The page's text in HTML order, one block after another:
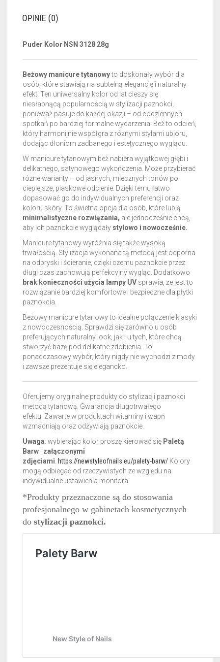
OPINIE (0)
Puder Kolor NSN 3128 28g
Beżowy manicure tytanowyto doskonały wybór dla
osób, które stawiają na subtelną elegancję i naturalny
efekt. Ten uniwersalny kolor od lat cieszy się
niesłabnącą popularnością w stylizacji paznokci,
ponieważ pasuje do każdej okazji – od codziennych
spotkań po bardziej formalne wydarzenia. Beż to odcień,
który harmonijnie współgra z różnymi stylami ubioru,
dodając dłoniom zadbanego i estetycznego wyglądu.
W manicure tytanowym beż nabiera wyjątkowej głębi i
delikatnego, satynowego wykończenia. Może przybierać
różne warianty – od jasnych, mlecznych tonów po
cieplejsze, piaskowe odcienie. Dzięki temu łatwo
dopasować go do indywidualnych preferencji oraz
koloru skóry. To świetna opcja dla osób, które lubią
minimalistyczne rozwiązania, ale jednocześnie chcą,
aby ich paznokcie wyglądały stylowo i nowocześnie.
Manicure tytanowy wyróżnia się także wysoką
trwałością. Stylizacja wykonana tą metodą jest odporna
na odpryski i ścieranie, dzięki czemu paznokcie przez
długi czas zachowują perfekcyjny wygląd. Dodatkowo
brak konieczności użycia lampy UV sprawia, że jest to
rozwiązanie bardziej komfortowe i bezpieczne dla płytki
paznokcia.
Beżowy manicure tytanowy to idealne połączenie klasyki
z nowoczesnością. Sprawdzi się zarówno u osób
preferujących naturalny look, jak i u tych, które chcą
stworzyć bazę pod delikatne zdobienia. To
ponadczasowy wybór, który nigdy nie wychodzi z mody
i zawsze prezentuje się elegancko.
Oferujemy oryginalne produkty do stylizacji paznokci
metodą tytanową. Gwarancja długotrwałego
efektu. Zawarte w produktach witaminy i wapń
wzmacniają oraz odżywiają paznokcie.
Uwaga: wybierając kolor proszę kierować się Paletą
Barw i załączonymi
zdjęciami https://newstyleofnails.eu/palety-barw/ Kolory
mogą odbiegać od rzeczywistych ze względu na
indywidualne ustawienia monitora.
*Produkty przeznaczone są do stosowania
profesjonalnego w gabinetach kosmetycznych
do stylizacji paznokci.